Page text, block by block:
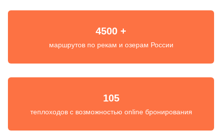
4500 +
маршрутов по рекам и озерам России
105
теплоходов с возможностью online бронирования